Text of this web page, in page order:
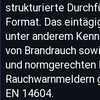
strukturierte
Format. Das
unter anderem
von Brandrauch
und
Rauchwarnmeldern
EN 14604.